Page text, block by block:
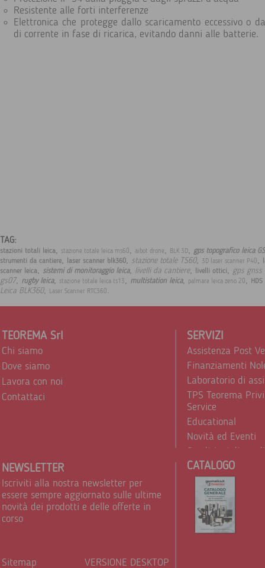
Resistente alle forti interferenze
Elettronica che protegge dallo scaricamento eccessivo o
di corrente in fase di ricarica, evitando danni alle batterie.
TAG:
stazioni totali leica, stazione totale leica ms60, aibot drone, BLK 3D, gps topografico leica
strumenti da cantiere, laser scanner blk360, stazione totale TS60, 3D laser scanner P40,
scanner leica, sistemi di monitoraggio leica, livelli da cantiere, livelli ottici, gps gnss
gs07, rugby leica, stazione totale leica ts13, multistation leica, palmare leica zeno 20,
Leica BLK360, Laser Scanner RTC360.
TEOREMA Srl
Chi siamo
Dove siamo
Lavora con noi
Contattaci
SERVIZI
Assistenza Post
Finanziamenti
Laboratorio di
TPS Teorema
Service
Educational
Novità ed Eventi
Condizioni di
Trattamento dei
NEWSLETTER
Iscriviti alla nostra newsletter per
essere sempre aggiornato sulle ultime
novità dei prodotti e delle offerte in
corso
Sitemap VERSIONE DESKTOP
CATALOGO